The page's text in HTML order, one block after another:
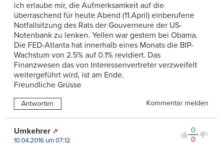
ich erlaube mir, die Aufmerksamkeit auf die
überraschend für heute Abend (11.April) einberufene
Notfallsitzung des Rats der Gouverneure der US-
Notenbank zu lenken. Yellen war gestern bei Obama.
Die FED-Atlanta hat innerhalb eines Monats die BIP-
Wachstum von 2.5% auf 0.1% revidiert. Das
Finanzwesen das von Interessenvertreter verzweifelt
weitergeführt wird, ist am Ende.
Freundliche Grüsse
Antworten Kommentar melden
0
0
Umkehrer
10.04.2016 um 07:12